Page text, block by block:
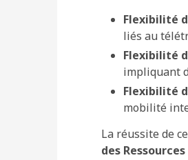
Flexibilité
liés au
Flexibilité
impliquant
Flexibilité
mobilité
La réussite de
des